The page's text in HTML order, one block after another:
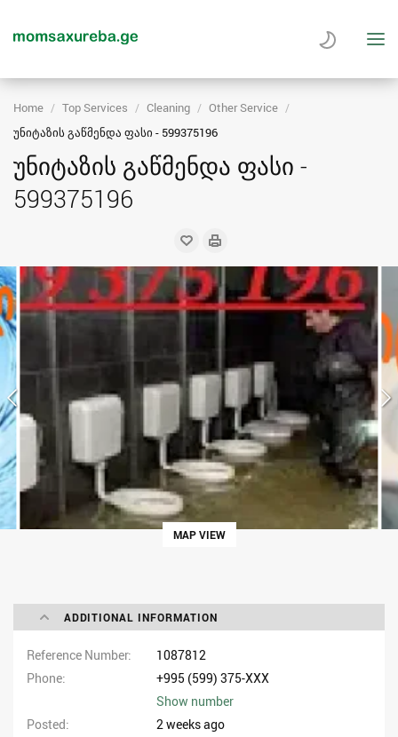
Home Top Services Cleaning
Other Service
უნიტაზის გაწმენდა ფასი - 599375196
უნიტაზის გაწმენდა ფასი -
599375196
MAP VIEW
ADDITIONAL INFORMATION
Reference Number
1087812
Phone
+995 (599) 375-XXX
Show number
Posted
2 weeks ago